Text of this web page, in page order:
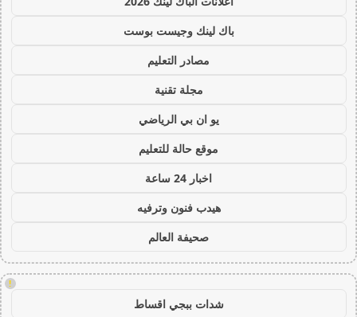
باك لينك وجيست بوست
مصادر التعليم
مجلة تقنية
يو ان بي الرياضي
موقع حالة للتعليم
اخبار 24 ساعة
هيدب فنون وترفيه
صحيفة العالم
!
شدات ببجي اقساط